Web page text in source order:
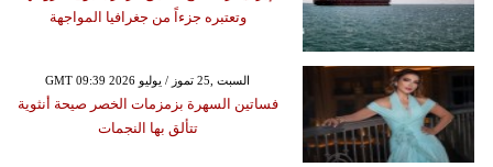
وتعتبره جزءاً من جغرافيا المواجهة
GMT 09:39 2026 السبت ,25 تموز / يوليو
فساتين السهرة بزمزمات الخصر صيحة أنثوية
تتألق بها النجمات